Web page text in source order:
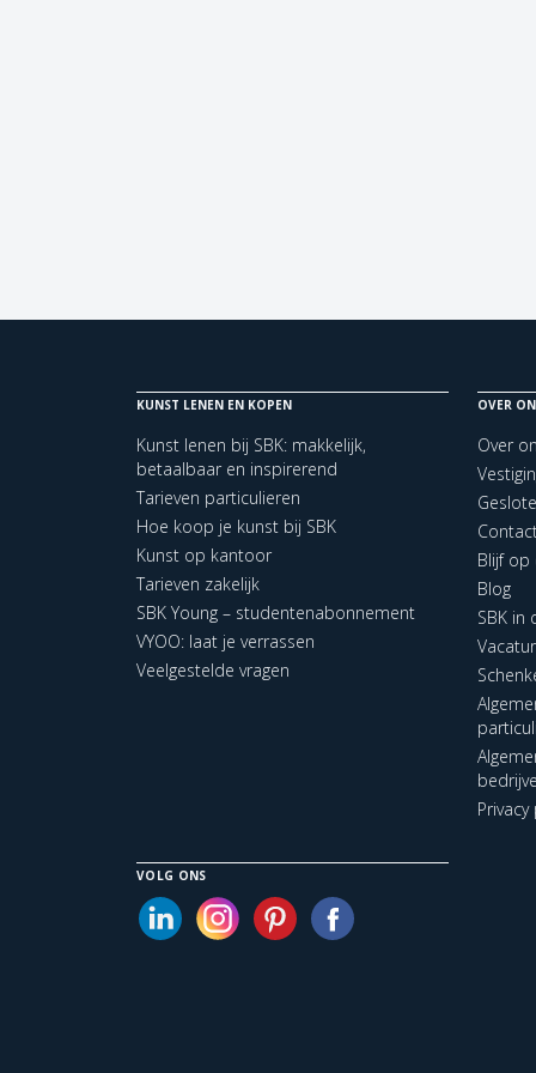
KUNST LENEN EN KOPEN
Kunst lenen bij SBK: makkelijk,
betaalbaar en inspirerend
Tarieven particulieren
Hoe koop je kunst bij SBK
Kunst op kantoor
Tarieven zakelijk
SBK Young – studentenabonnement
VYOO: laat je verrassen
Veelgestelde vragen
OVER
Over
Blijf op
Blog
SBK in
VOLG ONS